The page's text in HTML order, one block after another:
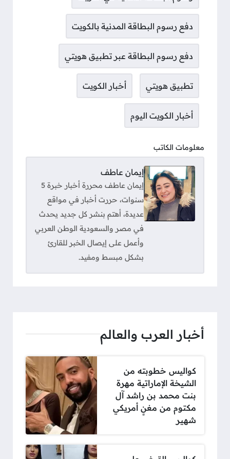
دفع رسوم البطاقة المدنية بالكويت
دفع رسوم البطاقة عبر تطبيق هويتي
تطبيق هويتي أخبار الكويت
أخبار الكويت اليوم
معلومات الكاتب
إيمان عاطف
إيمان عاطف محررة أخبار خبرة 5
سنوات، حررت أخبار في مواقع
عديدة، أهتم بنشر كل جديد يحدث
في مصر والسعودية الوطن العربي
وأعمل على إيصال الخبر للقارئ
بشكل مبسط ومفيد.
أخبار العرب والعالم
كواليس خطوبته من
الشيخة الإماراتية مهرة
بنت محمد بن راشد آل
مكتوم من مغنٍ أمريكي
شهير